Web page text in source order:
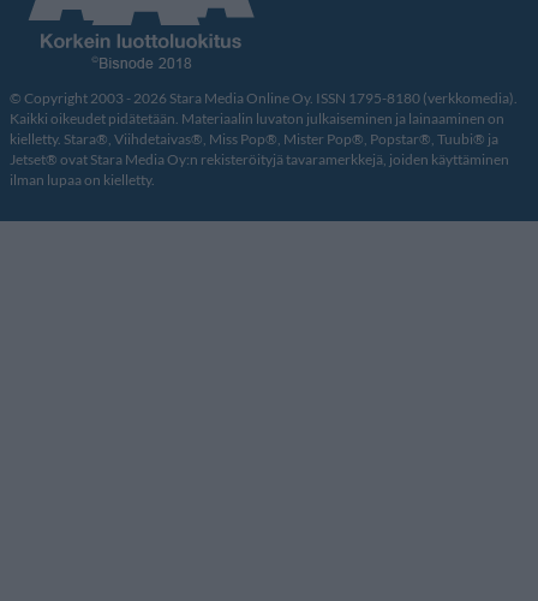
© Copyright 2003 - 2026 Stara Media Online Oy. ISSN 1795-8180 (verkkomedia).
Kaikki oikeudet pidätetään. Materiaalin luvaton julkaiseminen ja lainaaminen on
kielletty. Stara®, Viihdetaivas®, Miss Pop®, Mister Pop®, Popstar®, Tuubi® ja
Jetset® ovat Stara Media Oy:n rekisteröityjä tavaramerkkejä, joiden käyttäminen
ilman lupaa on kielletty.